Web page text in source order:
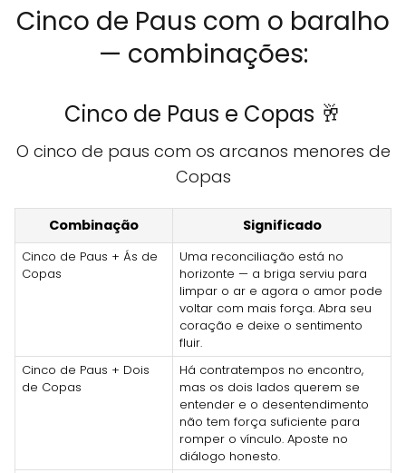
Cinco de Paus com o baralho
— combinações:
Cinco de Paus e Copas 🥂
O cinco de paus com os arcanos menores de
Copas
Combinação Significado
Cinco de Paus + Ás de
Copas
Uma reconciliação está no
horizonte — a briga serviu para
limpar o ar e agora o amor pode
voltar com mais força. Abra seu
coração e deixe o sentimento
fluir.
Cinco de Paus + Dois
de Copas
Há contratempos no encontro,
mas os dois lados querem se
entender e o desentendimento
não tem força suficiente para
romper o vínculo. Aposte no
diálogo honesto.